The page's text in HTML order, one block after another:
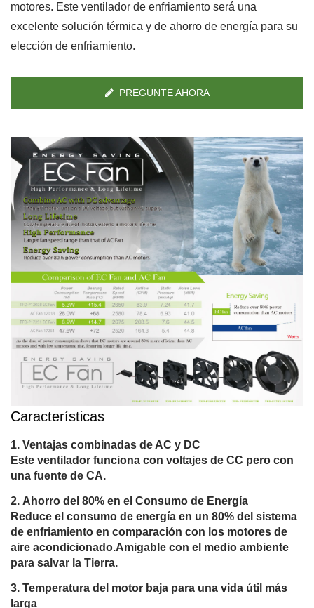
motores. Este ventilador de enfriamiento será una
excelente solución térmica y de ahorro de energía para su
elección de enfriamiento.
PREGUNTE AHORA
Características
Ventajas combinadas de AC y DC
Este ventilador funciona con voltajes de CC pero con
una fuente de CA.
Ahorro del 80% en el Consumo de Energía
Reduce el consumo de energía en un 80% del sistema
de enfriamiento en comparación con los motores de
aire acondicionado.Amigable con el medio ambiente
para salvar la Tierra.
Temperatura del motor baja para una vida útil más
larga